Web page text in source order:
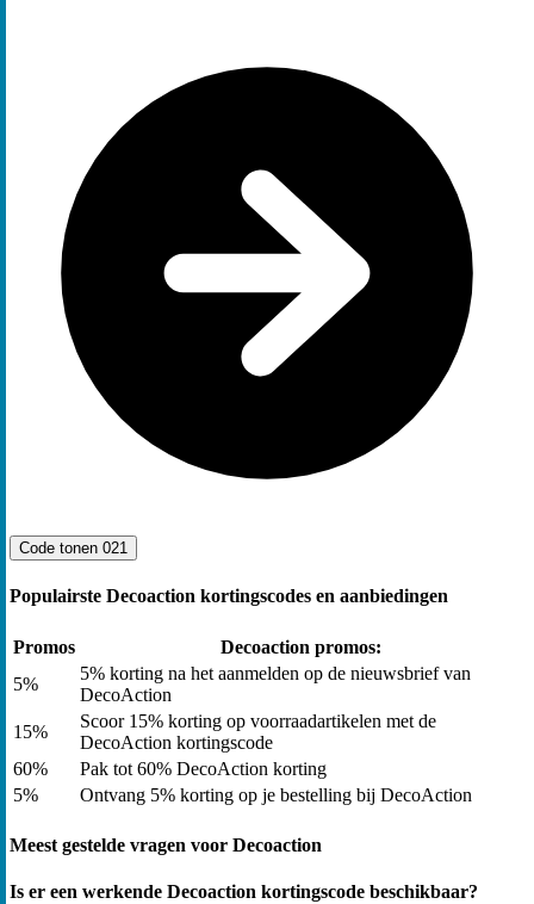
Code tonen 021
Populairste Decoaction kortingscodes en aanbiedingen
Promos
Decoaction promos:
5%
5% korting na het aanmelden op de nieuwsbrief van
DecoAction
15%
Scoor 15% korting op voorraadartikelen met de
DecoAction kortingscode
60%
Pak tot 60% DecoAction korting
5%
Ontvang 5% korting op je bestelling bij DecoAction
Meest gestelde vragen voor Decoaction
Is er een werkende Decoaction kortingscode beschikbaar?